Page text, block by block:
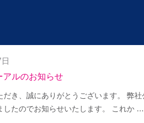
ルのお知らせ
だき、誠にありがとうございます。 弊
したのでお知らせいたします。 これか …